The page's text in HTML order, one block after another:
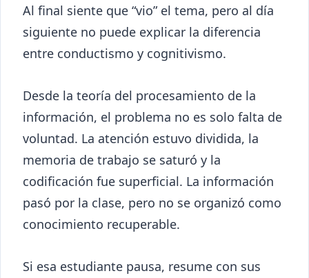
Al final siente que “vio” el tema, pero al día
siguiente no puede explicar la diferencia
entre conductismo y cognitivismo.
Desde la teoría del procesamiento de la
información, el problema no es solo falta de
voluntad. La atención estuvo dividida, la
memoria de trabajo se saturó y la
codificación fue superficial. La información
pasó por la clase, pero no se organizó como
conocimiento recuperable.
Si esa estudiante pausa, resume con sus